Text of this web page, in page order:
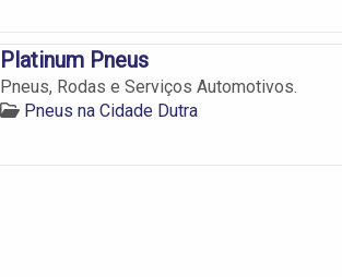
Platinum Pneus
Pneus, Rodas e Serviços Automotivos.
Pneus na Cidade Dutra